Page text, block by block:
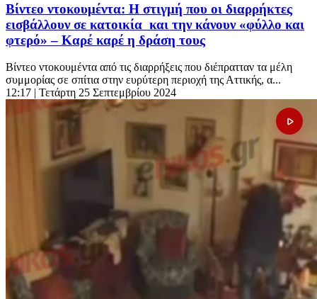
Βίντεο ντοκουμέντα: Η στιγμή που οι διαρρήκτες
εισβάλλουν σε κατοικία και την κάνουν «φύλλο και
φτερό» – Καρέ καρέ η δράση τους
Βίντεο ντοκουμέντα από τις διαρρήξεις που διέπρατταν τα μέλη
συμμορίας σε σπίτια στην ευρύτερη περιοχή της Αττικής, α...
12:17 | Τετάρτη 25 Σεπτεμβρίου 2024